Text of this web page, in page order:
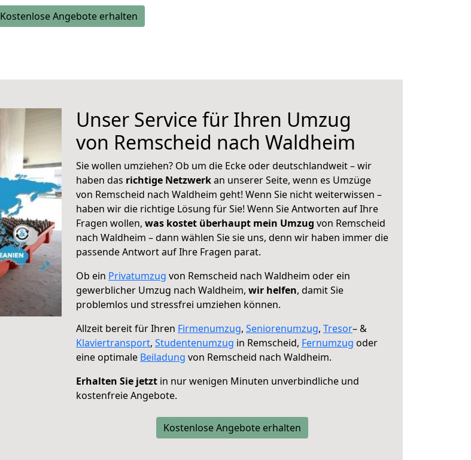
Kostenlose Angebote erhalten
Unser Service für Ihren Umzug
von Remscheid nach Waldheim
Sie wollen umziehen? Ob um die Ecke oder deutschlandweit – wir
haben das richtige Netzwerkan unserer Seite, wenn es Umzüge
von Remscheid nach Waldheim geht! Wenn Sie nicht weiterwissen –
haben wir die richtige Lösung für Sie! Wenn Sie Antworten auf Ihre
Fragen wollen, was kostet überhaupt mein Umzug von Remscheid
nach Waldheim – dann wählen Sie sie uns, denn wir haben immer die
passende Antwort auf Ihre Fragen parat.
Ob ein Privatumzug von Remscheid nach Waldheim oder ein
gewerblicher Umzug nach Waldheim, wir helfen, damit Sie
problemlos und stressfrei umziehen können.
Allzeit bereit für Ihren Firmenumzug, Seniorenumzug, Tresor– &
Klaviertransport, Studentenumzug in Remscheid, Fernumzug oder
eine optimale Beiladung von Remscheid nach Waldheim.
Erhalten Sie jetzt in nur wenigen Minuten unverbindliche und
kostenfreie Angebote.
Kostenlose Angebote erhalten